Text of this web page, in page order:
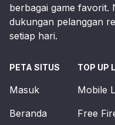
berbagai game favorit.
dukungan pelanggan
setiap hari.
PETA SITUS
Masuk
Beranda
TOP UP
Mobile
Free